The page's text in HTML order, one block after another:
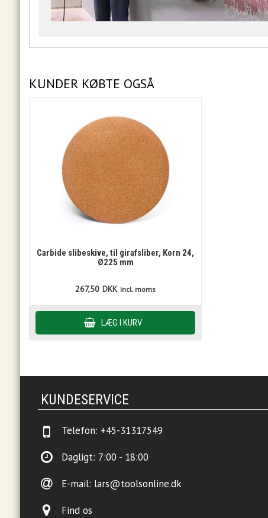
KUNDER KØBTE OGSÅ
Carbide slibeskive, til girafsliber, Korn 24,
Ø225 mm
267,50 DKK incl. moms
KUNDESERVICE
Telefon: +45-31317549
Dagligt: 7:00 - 18:00
E-mail: lars@toolsonline.dk
Find os